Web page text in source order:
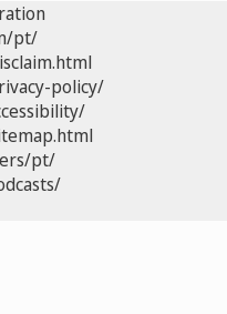
pt/
policy/
pt/